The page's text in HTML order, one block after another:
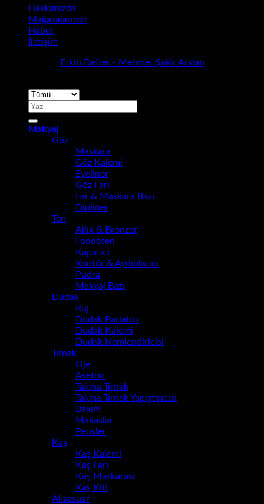
Hakkımızda
Mağazalarımız
Haber
İletişim
Etkin Defter - Mehmet Şakir Arslan
Ara:
Makyaj
Göz
Maskara
Göz Kalemi
Eyeliner
Göz Farı
Far & Maskara Bazı
Dipliner
Ten
Allık & Bronzer
Fondöten
Kapatıcı
Kontür & Aydınlatıcı
Pudra
Makyaj Bazı
Dudak
Ruj
Dudak Parlatıcı
Dudak Kalemi
Dudak Nemlendiricisi
Tırnak
Oje
Aseton
Takma Tırnak
Takma Tırnak Yapıştırıcısı
Bakım
Makaslar
Pensler
Kaş
Kaş Kalemi
Kaş Farı
Kaş Maskarası
Kaş Kiti
Aksesuar